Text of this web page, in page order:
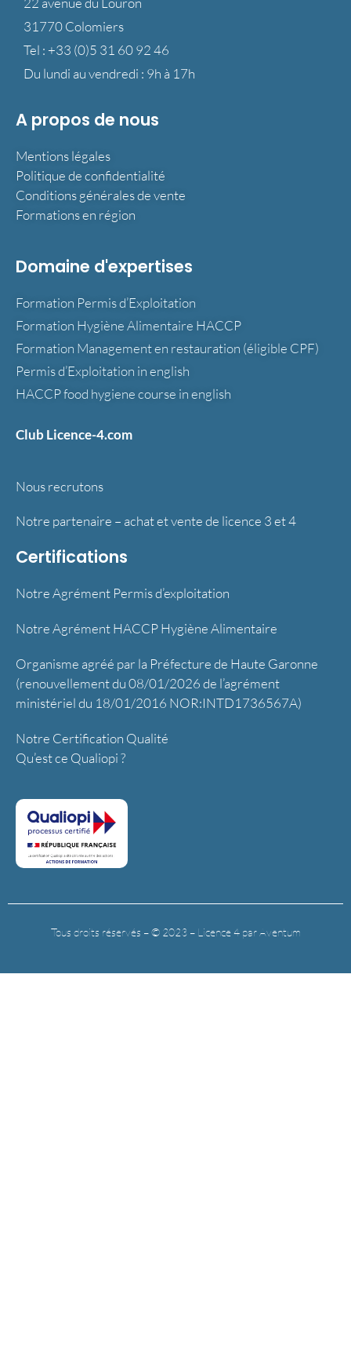
31770 Colomiers
Tel : +33 (0)5 31 60 92 46
Du lundi au vendredi : 9h à 17h
A propos de nous
Mentions légales
Politique de confidentialité
Conditions générales de vente
Formations en région
Domaine d'expertises
Formation Permis d’Exploitation
Formation Hygiène Alimentaire HACCP
Formation Management en restauration (éligible CPF)
Permis d’Exploitation in english
HACCP food hygiene course in english
Club Licence-4.com
Nous recrutons
Notre partenaire – achat et vente de licence 3 et 4
Certifications
Notre Agrément Permis d’exploitation
Notre Agrément HACCP Hygiène Alimentaire
Organisme agréé par la Préfecture de Haute Garonne
(renouvellement du 08/01/2026 de l’agrément
ministériel du 18/01/2016 NOR:INTD1736567A)
Notre Certification Qualité
Qu’est ce Qualiopi ?
Tous droits réservés – © 2023 – Licence 4 par Aventum